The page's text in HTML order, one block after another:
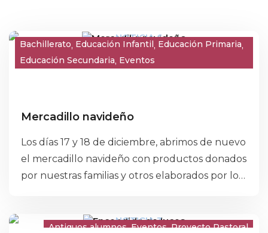
Bachillerato Educación Infantil Educación Primaria
Educación Secundaria Eventos
Mercadillo navideño
Los días 17 y 18 de diciembre, abrimos de nuevo
el mercadillo navideño con productos donados
por nuestras familias y otros elaborados por los
Antiguos alumnos Eventos Proyecto Pastoral
Title